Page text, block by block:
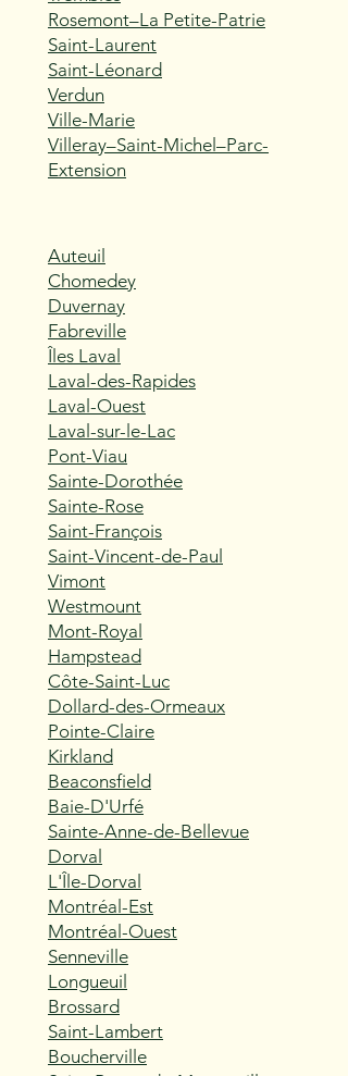
Rosemont–La Petite-Patrie
Saint-Laurent
Saint-Léonard
Verdun
Ville-Marie
Villeray–Saint-Michel–Parc-
Extension
Auteuil
Chomedey
Duvernay
Fabreville
Îles Laval
Laval-des-Rapides
Laval-Ouest
Laval-sur-le-Lac
Pont-Viau
Sainte-Dorothée
Sainte-Rose
Saint-François
Saint-Vincent-de-Paul
Vimont
Westmount
Mont-Royal
Hampstead
Côte-Saint-Luc
Dollard-des-Ormeaux
Pointe-Claire
Kirkland
Beaconsfield
Baie-D'Urfé
Sainte-Anne-de-Bellevue
Dorval
L'Île-Dorval
Montréal-Est
Montréal-Ouest
Senneville
Longueuil
Brossard
Saint-Lambert
Boucherville